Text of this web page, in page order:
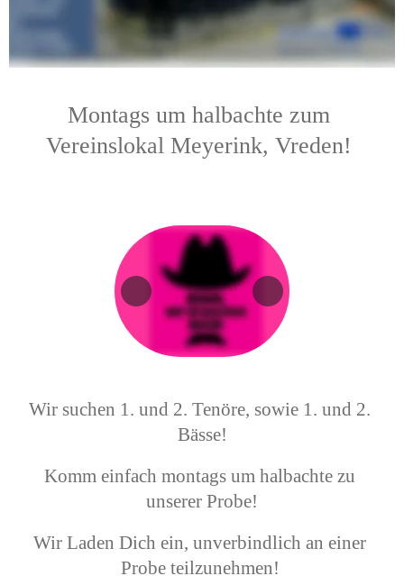
Montags um halbachte zum
Vereinslokal Meyerink, Vreden!
Wir suchen 1. und 2. Tenöre, sowie 1. und 2.
Bässe!
Komm einfach montags um halbachte zu
unserer Probe!
Wir Laden Dich ein, unverbindlich an einer
Probe teilzunehmen!